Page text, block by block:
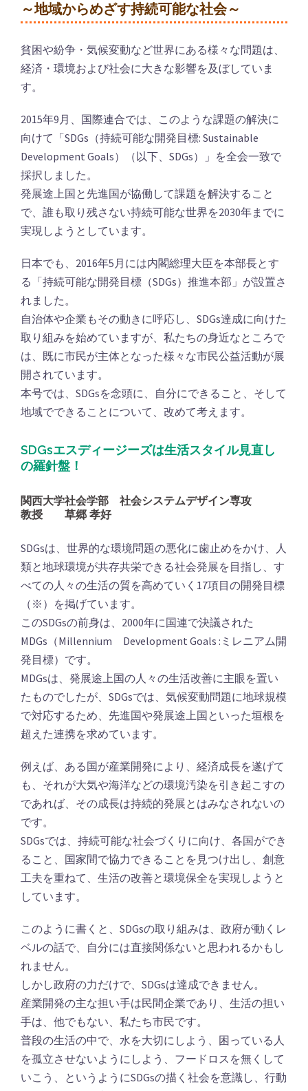
～地域からめざす持続可能な社会～
貧困や紛争・気候変動など世界にある様々な問題は、
経済・環境および社会に大きな影響を及ぼしていま
す。
2015年9月、国際連合では、このような課題の解決に
向けて「SDGs（持続可能な開発目標: Sustainable
Development Goals）（以下、SDGs）」を全会一致で
採択しました。
発展途上国と先進国が協働して課題を解決すること
で、誰も取り残さない持続可能な世界を2030年までに
実現しようとしています。
日本でも、2016年5月には内閣総理大臣を本部長とす
る「持続可能な開発目標（SDGs）推進本部」が設置さ
れました。
自治体や企業もその動きに呼応し、SDGs達成に向けた
取り組みを始めていますが、私たちの身近なところで
は、既に市民が主体となった様々な市民公益活動が展
開されています。
本号では、SDGsを念頭に、自分にできること、そして
地域でできることについて、改めて考えます。
SDGsエスディージーズは生活スタイル見直し
の羅針盤！
関西大学社会学部 社会システムデザイン専攻
教授 草郷 孝好
SDGsは、世界的な環境問題の悪化に歯止めをかけ、人
類と地球環境が共存共栄できる社会発展を目指し、す
べての人々の生活の質を高めていく17項目の開発目標
（※）を掲げています。
このSDGsの前身は、2000年に国連で決議された
MDGs（Millennium Development Goals :ミレニアム開
発目標）です。
MDGsは、発展途上国の人々の生活改善に主眼を置い
たものでしたが、SDGsでは、気候変動問題に地球規模
で対応するため、先進国や発展途上国といった垣根を
超えた連携を求めています。
例えば、ある国が産業開発により、経済成長を遂げて
も、それが大気や海洋などの環境汚染を引き起こすの
であれば、その成長は持続的発展とはみなされないの
です。
SDGsでは、持続可能な社会づくりに向け、各国ができ
ること、国家間で協力できることを見つけ出し、創意
工夫を重ねて、生活の改善と環境保全を実現しようと
しています。
このように書くと、SDGsの取り組みは、政府が動くレ
ベルの話で、自分には直接関係ないと思われるかもし
れません。
しかし政府の力だけで、SDGsは達成できません。
産業開発の主な担い手は民間企業であり、生活の担い
手は、他でもない、私たち市民です。
普段の生活の中で、水を大切にしよう、困っている人
を孤立させないようにしよう、フードロスを無くして
いこう、というようにSDGsの描く社会を意識し、行動